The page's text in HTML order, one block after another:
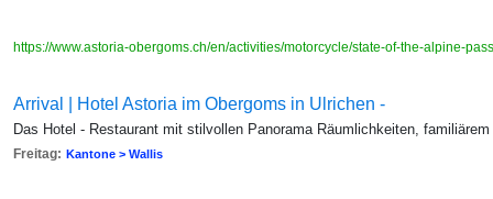
https://www.astoria-obergoms.ch/en/activities/motorcycle/state-of-the-alpine-
Arrival | Hotel Astoria im Obergoms in Ulrichen -
Das Hotel - Restaurant mit stilvollen Panorama Räumlichkeiten,
Freitag: Kantone > Wallis